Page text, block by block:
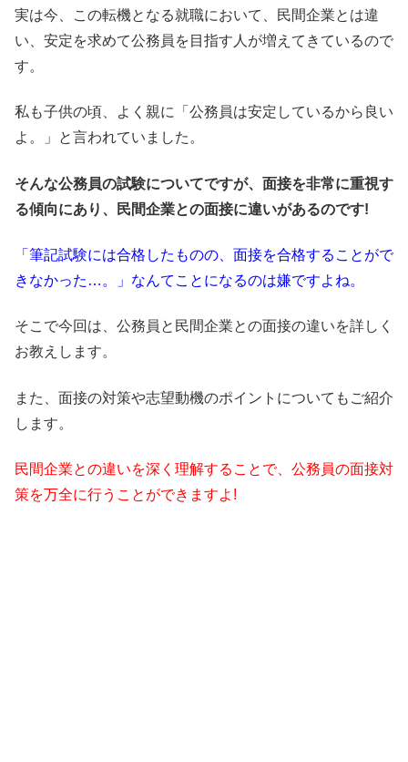
実は今、この転機となる就職において、民間企業とは違
い、安定を求めて公務員を目指す人が増えてきているので
す。
私も子供の頃、よく親に「公務員は安定しているから良い
よ。」と言われていました。
そんな公務員の試験についてですが、面接を非常に重視す
る傾向にあり、民間企業との面接に違いがあるのです!
「筆記試験には合格したものの、面接を合格することがで
きなかった…。」なんてことになるのは嫌ですよね。
そこで今回は、公務員と民間企業との面接の違いを詳しく
お教えします。
また、面接の対策や志望動機のポイントについてもご紹介
します。
民間企業との違いを深く理解することで、公務員の面接対
策を万全に行うことができますよ!